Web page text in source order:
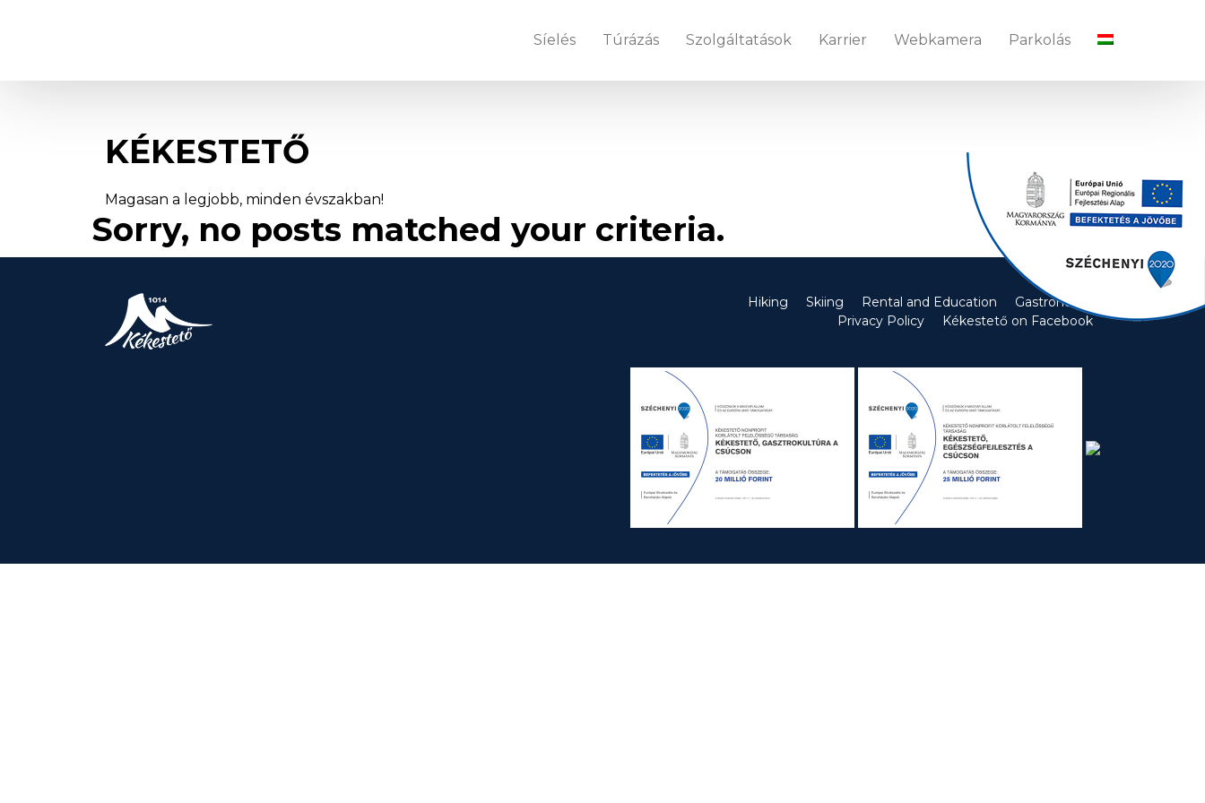
Síelés Túrázás Szolgáltatások Karrier Webkamera Parkolás
KÉKESTETŐ
Magasan a legjobb, minden évszakban!
Sorry, no posts matched your criteria.
Hiking Skiing Rental and Education
Gastronomy
Privacy Policy
Kékestető on Facebook